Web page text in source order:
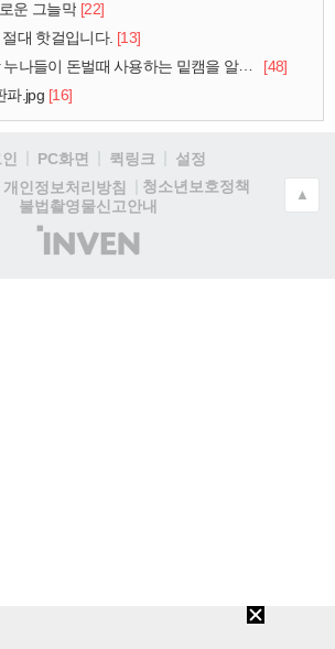
운 그늘막 [22]
대 핫걸입니다. [13]
나들이 돈벌때 사용하는 밑캠을 알아보자
[48]
파.jpg [16]
PC화면 퀵링크
설정
개인정보처리방침
청소년보호정책
불법촬영물신고안내
(주)
인
▲